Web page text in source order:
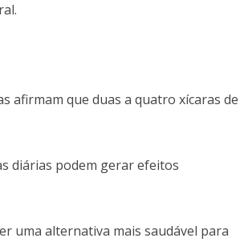
afirmam que duas a quatro xícaras de
diárias podem gerar efeitos
uma alternativa mais saudável para